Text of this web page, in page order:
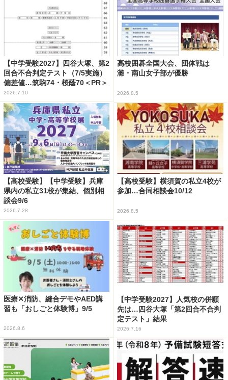
【中学受験2027】四谷大塚、第2
回合不合判定テスト（7/5実施）
偏差値…筑駒74・桜蔭70＜PR＞
2026.7.10
高校囲碁全国大会、団体戦は
灘・南山女子部が優勝
2026.8.5
【高校受験】【中学受験】兵庫
県内の私立31校が集結、個別相
談会9/6
2026.7.28
【高校受験】横須賀の私立4校が
参加…合同相談会10/12
2026.8.5
医療✕消防、縫合デモやAED講
習も「おしごと体験博」9/5
2026.8.6
【中学受験2027】人気校の併願
先は…四谷大塚「第2回合不合判
定テスト」結果
2026.7.16